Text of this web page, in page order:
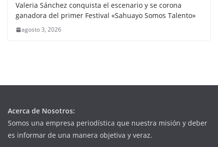
Valeria Sánchez conquista el escenario y se corona
ganadora del primer Festival «Sahuayo Somos Talento»
agosto 3, 2026
Acerca de Nosotros:
Somos una empresa periodística que nuestra misión y deber
es informar de una manera objetiva y veraz.